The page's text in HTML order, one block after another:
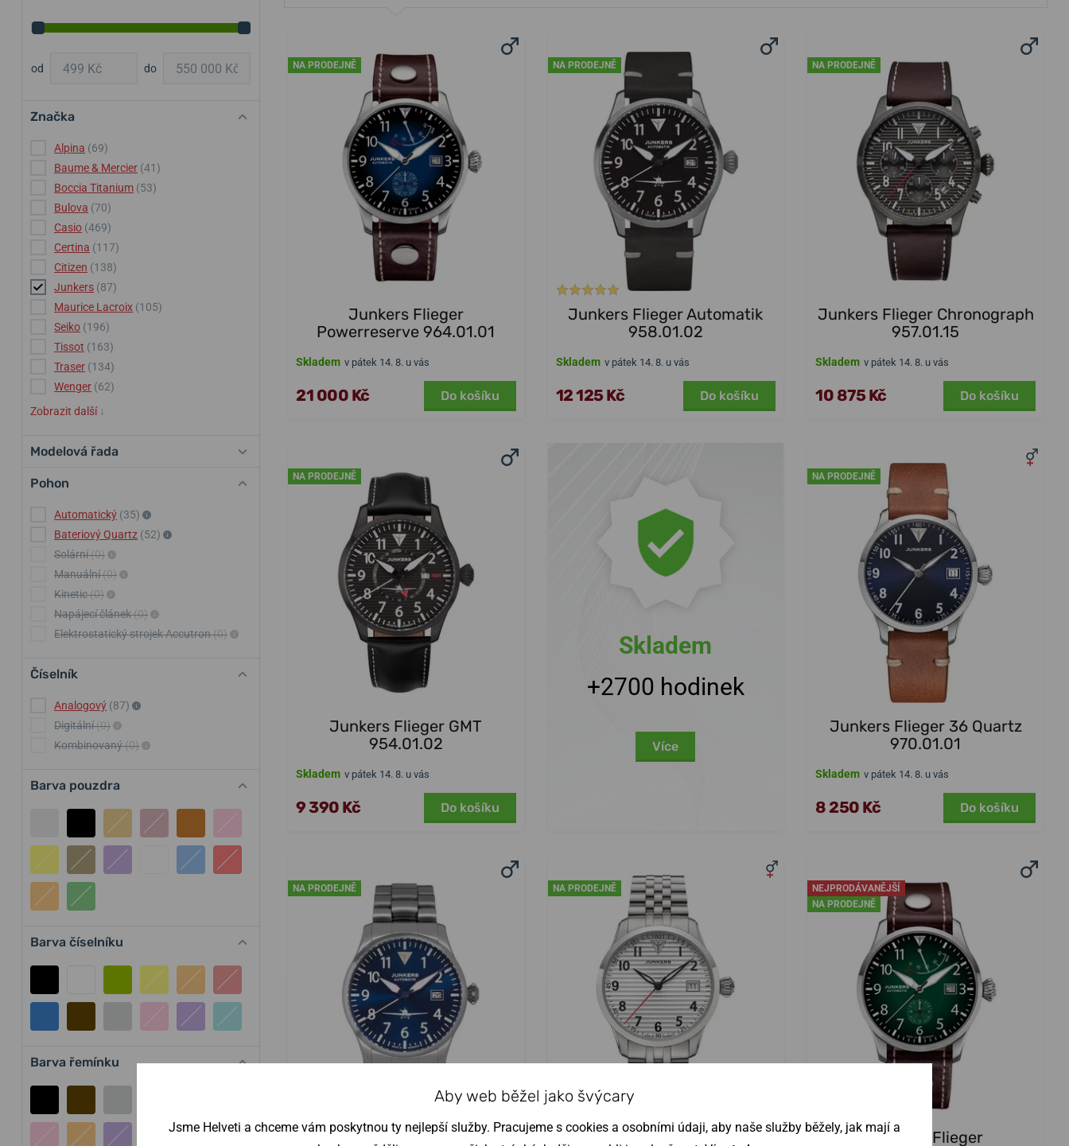
od do
Značka
Alpina (69)
Baume & Mercier (41)
Boccia Titanium (53)
Bulova (70)
Casio (469)
Certina (117)
Citizen (138)
Junkers (87)
Maurice Lacroix (105)
Seiko (196)
Tissot (163)
Traser (134)
Wenger (62)
Zobrazit další ↓
Modelová řada
Pohon
Automatický (35)
Bateriový Quartz (52)
Solární(0)
Manuální(0)
Kinetic(0)
Napájecí článek(0)
Elektrostatický strojek Accutron(0)
Číselník
Analogový (87)
Digitální(0)
Kombinovaný(0)
Barva pouzdra
Barva číselníku
Barva řemínku
NA PRODEJNĚ
Junkers Flieger
Powerreserve 964.01.01
Skladem v pátek 14. 8. u vás
21 000 Kč Do košíku
NA PRODEJNĚ
Junkers Flieger Automatik
958.01.02
Skladem v pátek 14. 8. u vás
12 125 Kč Do košíku
NA PRODEJNĚ
Junkers Flieger Chronograph
957.01.15
Skladem v pátek 14. 8. u vás
10 875 Kč Do košíku
NA PRODEJNĚ
Junkers Flieger GMT
954.01.02
Skladem v pátek 14. 8. u vás
9 390 Kč Do košíku
Skladem
+2700 hodinek
Více
NA PRODEJNĚ
Junkers Flieger 36 Quartz
970.01.01
Skladem v pátek 14. 8. u vás
8 250 Kč Do košíku
NA PRODEJNĚ
Junkers Flieger Automatik
NA PRODEJNĚ
Junkers Flieger 36 Quartz
NEJPRODÁVANĚJŠÍ
NA PRODEJNĚ
Junkers Flieger
Aby web běžel jako švýcary
Jsme Helveti a chceme vám poskytnou ty nejlepší služby. Pracujeme s cookies a osobními údaji, aby naše služby běžely, jak mají a